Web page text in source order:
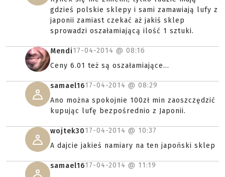
gdzieś polskie sklepy i sami zamawiają lufy z
japonii zamiast czekać aż jakiś sklep
sprowadzi oszałamiającą ilość 1 sztuki.
Mendi17-04-2014 @ 08:16
Ceny 6.01 też są oszałamiające...
samael1617-04-2014 @ 08:29
Ano można spokojnie 100zł min zaoszczędzić
kupując lufę bezpośrednio z Japonii.
wojtek3017-04-2014 @ 10:37
A dajcie jakieś namiary na ten japoński sklep
samael1617-04-2014 @ 11:19